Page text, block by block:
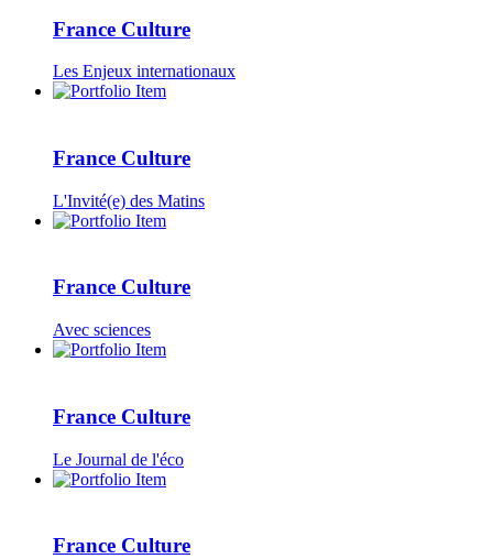
France Culture
Les Enjeux internationaux
France Culture
L'Invité(e) des Matins
France Culture
Avec sciences
France Culture
Le Journal de l'éco
France Culture